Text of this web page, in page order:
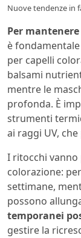
Nuove tendenze in
Per
è
per capelli
balsami
mentre le
profonda. È
strumenti
ai raggi UV,
I ritocchi
colorazione:
settimane,
possono
temporanei
gestire la